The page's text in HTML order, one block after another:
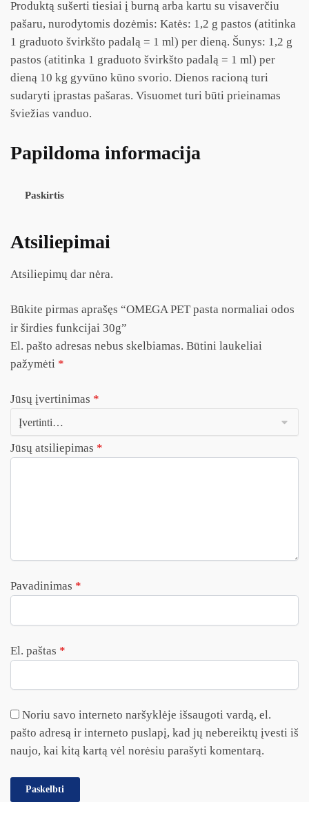
Produktą sušerti tiesiai į burną arba kartu su visaverčiu
pašaru, nurodytomis dozėmis: Katės: 1,2 g pastos (atitinka
1 graduoto švirkšto padalą = 1 ml) per dieną. Šunys: 1,2 g
pastos (atitinka 1 graduoto švirkšto padalą = 1 ml) per
dieną 10 kg gyvūno kūno svorio. Dienos racioną turi
sudaryti įprastas pašaras. Visuomet turi būti prieinamas
šviežias vanduo.
Papildoma informacija
Paskirtis
Atsiliepimai
Atsiliepimų dar nėra.
Būkite pirmas aprašęs “OMEGA PET pasta normaliai odos
ir širdies funkcijai 30g”
El. pašto adresas nebus skelbiamas. Būtini laukeliai
pažymėti *
Jūsų įvertinimas *
Jūsų atsiliepimas *
Pavadinimas *
El. paštas *
Noriu savo interneto naršyklėje išsaugoti vardą, el.
pašto adresą ir interneto puslapį, kad jų nebereiktų įvesti iš
naujo, kai kitą kartą vėl norėsiu parašyti komentarą.